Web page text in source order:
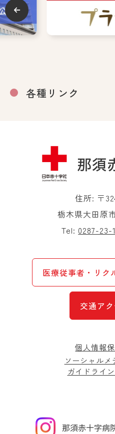
各種リンク
住所: 〒
栃木県大田原
Tel: 0287-23-
医療従事者・リク
交通ア
個人情報
ソーシャルメ
ガイドライ